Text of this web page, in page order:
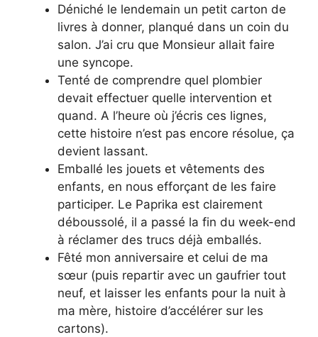
Déniché le lendemain un petit carton de
livres à donner, planqué dans un coin du
salon. J’ai cru que Monsieur allait faire
une syncope.
Tenté de comprendre quel plombier
devait effectuer quelle intervention et
quand. A l’heure où j’écris ces lignes,
cette histoire n’est pas encore résolue, ça
devient lassant.
Emballé les jouets et vêtements des
enfants, en nous efforçant de les faire
participer. Le Paprika est clairement
déboussolé, il a passé la fin du week-end
à réclamer des trucs déjà emballés.
Fêté mon anniversaire et celui de ma
sœur (puis repartir avec un gaufrier tout
neuf, et laisser les enfants pour la nuit à
ma mère, histoire d’accélérer sur les
cartons).